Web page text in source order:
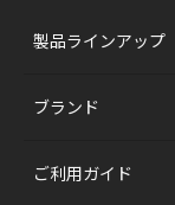
製品ラインアップ
ブランド
ご利用ガイド